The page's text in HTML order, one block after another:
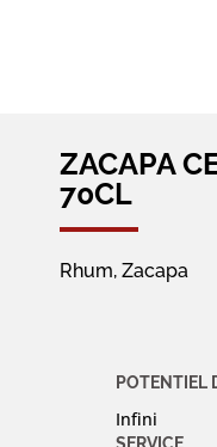
ZACAPA
70CL
Rhum, Zacapa
POTENTIEL
Infini